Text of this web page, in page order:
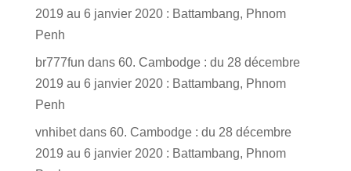
2019 au 6 janvier 2020 : Battambang, Phnom
Penh
br777fun dans 60. Cambodge : du 28 décembre
2019 au 6 janvier 2020 : Battambang, Phnom
Penh
vnhibetdans 60. Cambodge : du 28 décembre
2019 au 6 janvier 2020 : Battambang, Phnom